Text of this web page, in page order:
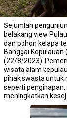
Sejumlah
belakang view
dan pohon kelapa
Banggai Kepulauan
(22/8/2023).
wisata alam
pihak swasta untuk
seperti
meningkatkan